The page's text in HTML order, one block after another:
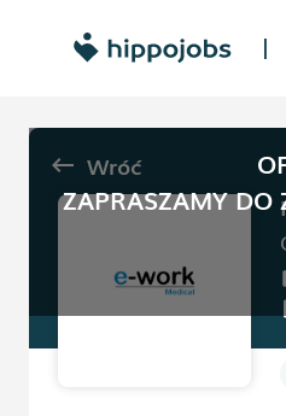
|
ZAPRASZAMY
keyboard_backspace Wróć